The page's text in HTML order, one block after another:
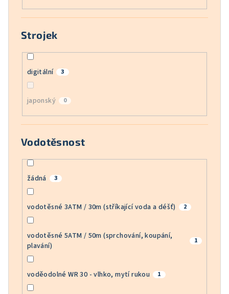
Strojek
digitální 3
japonský 0
Vodotěsnost
žádná 3
vodotěsné 3ATM / 30m (stříkající voda a déšť) 2
vodotěsné 5ATM / 50m (sprchování, koupání,
plavání)
1
voděodolné WR 30 - vlhko, mytí rukou 1